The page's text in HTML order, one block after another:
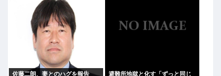
佐藤二朗、妻とのハグを報告
避難所地獄と化す「ずっと同じ